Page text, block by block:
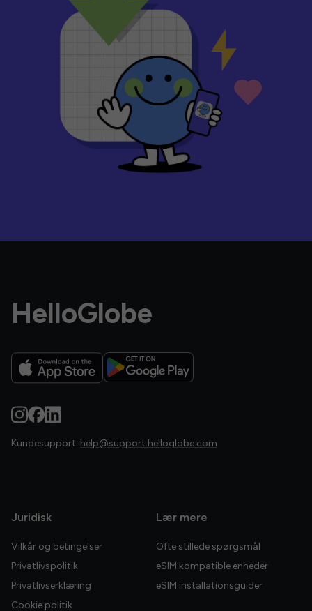
HelloGlobe
Kundesupport: help@support.helloglobe.com
Juridisk
Vilkår og betingelser
Privatlivspolitik
Privatlivserklæring
Cookie politik
Lær mere
Ofte stillede spørgsmål
eSIM kompatible enheder
eSIM installationsguider